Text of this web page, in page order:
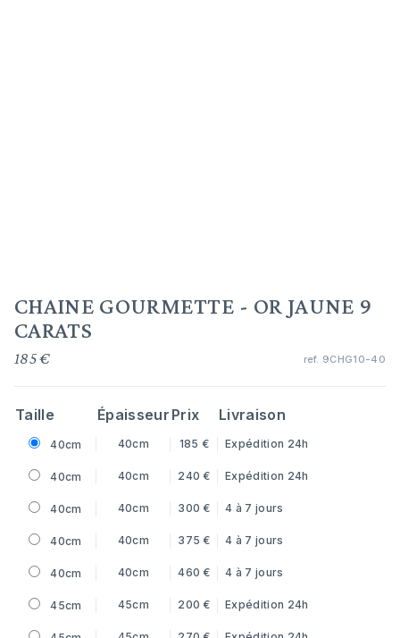
CHAINE GOURMETTE - OR JAUNE 9
CARATS
185 € ref. 9CHG10-40
Taille Épaisseur Prix Livraison
40cm 40cm 185 € Expédition 24h
40cm 40cm 240 € Expédition 24h
40cm 40cm 300 € 4 à 7 jours
40cm 40cm 375 € 4 à 7 jours
40cm 40cm 460 € 4 à 7 jours
45cm 45cm 200 € Expédition 24h